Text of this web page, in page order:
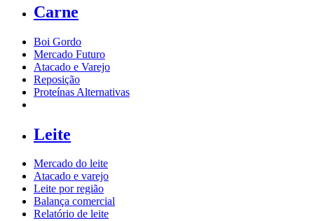
Carne
Boi Gordo
Mercado Futuro
Atacado e Varejo
Reposição
Proteínas Alternativas
Leite
Mercado do leite
Atacado e varejo
Leite por região
Balança comercial
Relatório de leite